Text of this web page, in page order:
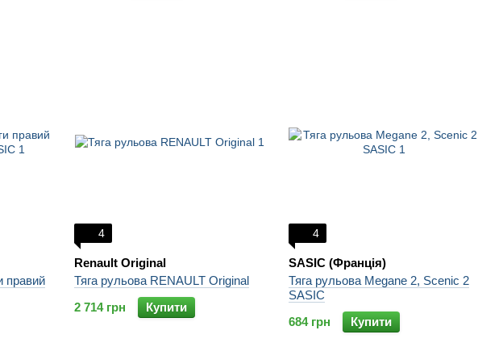
правий
4
Renault Original
Тяга рульова RENAULT Original
2 714 грн
Купити
4
SASIC (Франція)
Тяга рульова Megane 2, Scenic 2
SASIC
684 грн
Купити